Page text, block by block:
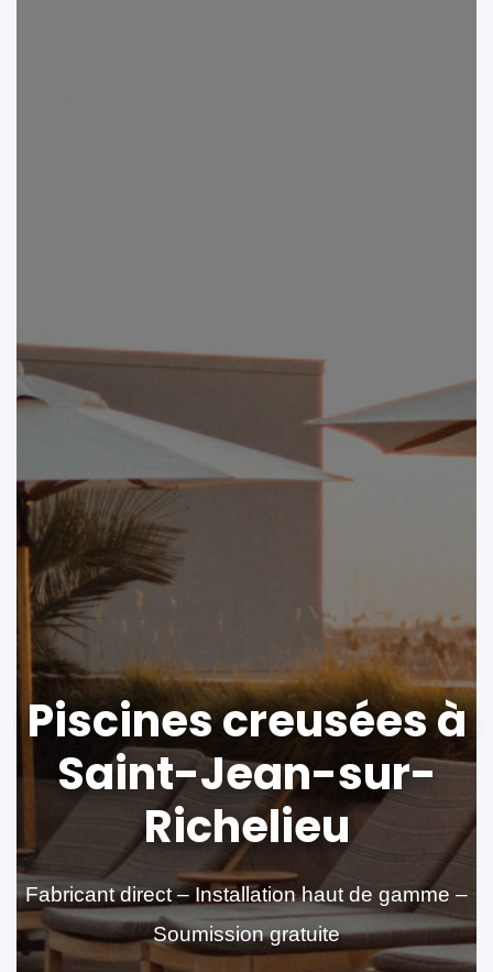
Piscines creusées à
Saint-Jean-sur-
Richelieu
Fabricant direct – Installation haut de gamme –
Soumission gratuite